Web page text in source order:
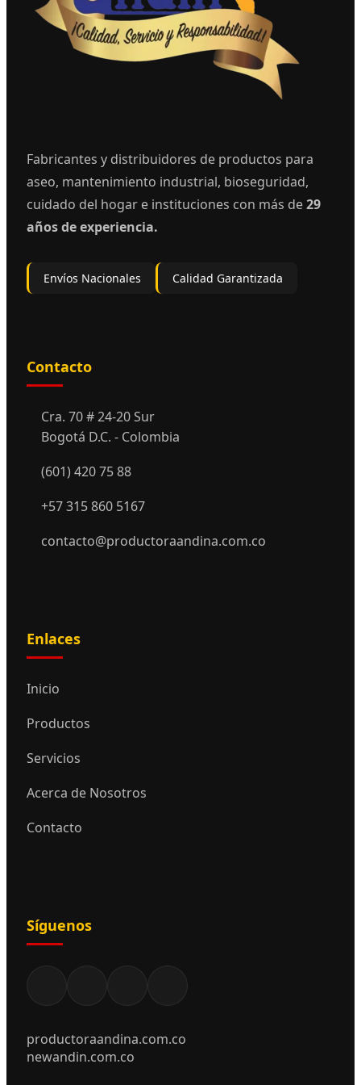
Fabricantes y distribuidores de productos para
aseo, mantenimiento industrial, bioseguridad,
cuidado del hogar e instituciones con más de29
años de experiencia.
Envíos Nacionales Calidad Garantizada
Contacto
Cra. 70 # 24-20 Sur
Bogotá D.C. - Colombia
(601) 420 75 88
+57 315 860 5167
contacto@productoraandina.com.co
Enlaces
Inicio
Productos
Servicios
Acerca de Nosotros
Contacto
Síguenos
productoraandina.com.co
newandin.com.co